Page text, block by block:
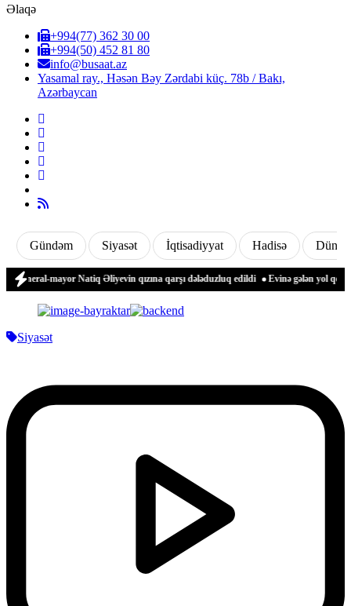
Əlaqə
+994(77) 362 30 00
+994(50) 452 81 80
info@busaat.az
Yasamal ray., Həsən Bəy Zərdabi küç. 78b / Bakı,
Azərbaycan
Gündəm Siyasət İqtisadiyyat Hadisə Dünya
General-mayor Natiq Əliyevin qızına qarşı dələduzluq edildi Evinə gələn yol
Siyasət